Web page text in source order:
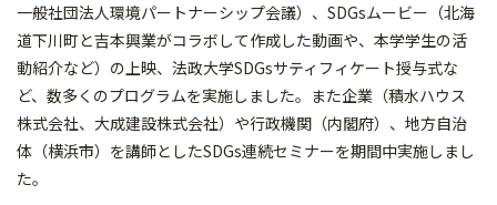
一般社団法人環境パートナーシップ会議）、SDGsムービー（北海
道下川町と吉本興業がコラボして作成した動画や、本学学生の活
動紹介など）の上映、法政大学SDGsサティフィケート授与式な
ど、数多くのプログラムを実施しました。また企業（積水ハウス
株式会社、大成建設株式会社）や行政機関（内閣府）、地方自治
体（横浜市）を講師としたSDGs連続セミナーを期間中実施しまし
た。